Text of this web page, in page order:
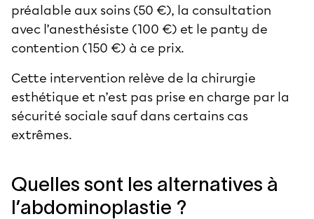
préalable aux soins (50 €), la consultation
avec l’anesthésiste (100 €) et le panty de
contention (150 €) à ce prix.
Cette intervention relève de la chirurgie
esthétique et n’est pas prise en charge par la
sécurité sociale sauf dans certains cas
extrêmes.
Quelles sont les alternatives à
l’abdominoplastie ?